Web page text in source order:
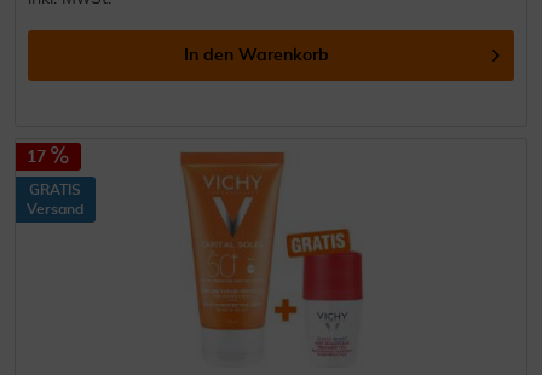
In den Warenkorb
17
GRATIS
Versand